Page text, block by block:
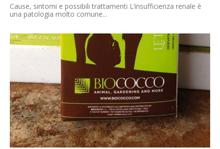
Cause, sintomi e possibili trattamenti L’insufficienza renale è
una patologia molto comune...